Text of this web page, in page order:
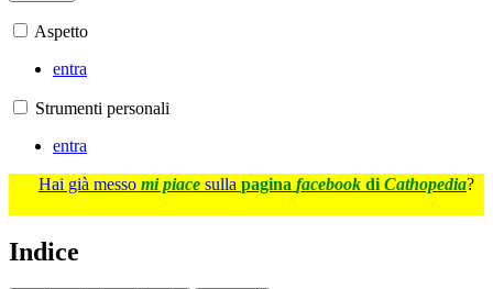
Aspetto
entra
Strumenti personali
entra
Hai già messo mi piace sulla pagina facebook di Cathopedia?
Indice